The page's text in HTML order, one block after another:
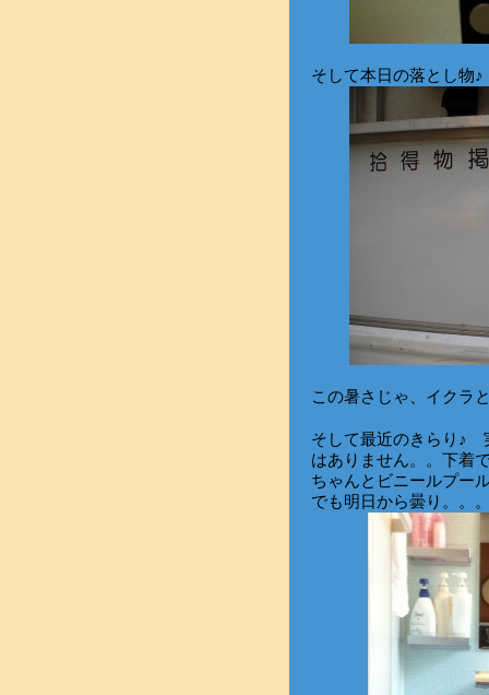
そして本日の落とし物♪
この暑さじゃ、イクラ
そして最近のきらり♪
はありません。。下着
ちゃんとビニールプー
でも明日から曇り。。